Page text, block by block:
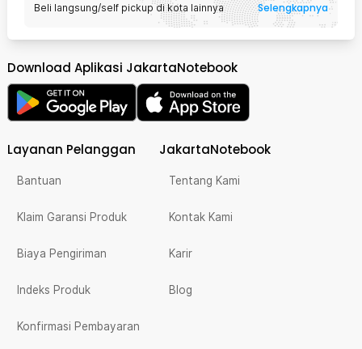
Beli langsung/self pickup di kota lainnya Selengkapnya
Download Aplikasi JakartaNotebook
Layanan Pelanggan
Bantuan
Klaim Garansi Produk
Biaya Pengiriman
Indeks Produk
Konfirmasi Pembayaran
JakartaNotebook
Tentang Kami
Kontak Kami
Karir
Blog